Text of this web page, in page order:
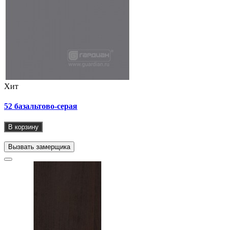
Хит
52 базальтово-серая
В корзину
Вызвать замерщика